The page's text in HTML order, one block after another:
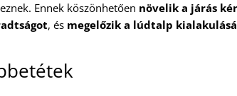
Ennek köszönhetően növelik a járás
, és megelőzik a lúdtalp